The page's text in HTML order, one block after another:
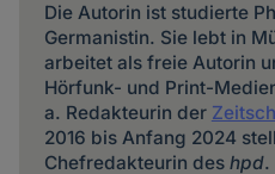
Die Autorin ist studierte
Germanistin. Sie lebt in
arbeitet als freie Autorin
Hörfunk- und Print-
a. Redakteurin der
2016 bis Anfang 2024
Chefredakteurin des hpd.